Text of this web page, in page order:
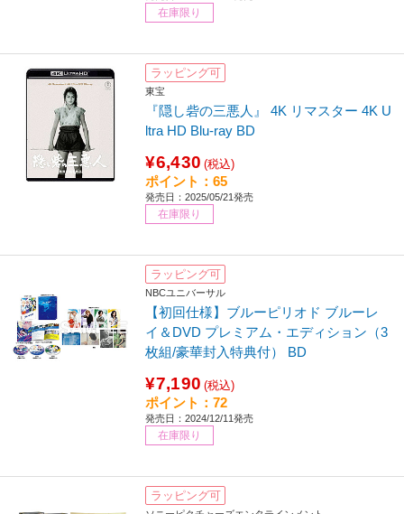
在庫限り
ラッピング可
東宝
『隠し砦の三悪人』 4K リマスター 4K U
ltra HD Blu-ray BD
¥6,430 (税込)
ポイント：65
発売日：2025/05/21発売
在庫限り
ラッピング可
NBCユニバーサル
【初回仕様】ブルーピリオド ブルーレ
イ＆DVD プレミアム・エディション（3
枚組/豪華封入特典付） BD
¥7,190 (税込)
ポイント：72
発売日：2024/12/11発売
在庫限り
ラッピング可